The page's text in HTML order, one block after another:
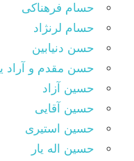
حسام فرهناکی
حسام لرنژاد
حسن دنیابین
حسن مقدم و آراد
حسین آزاد
حسین آقایی
حسین استیری
حسین اله یار